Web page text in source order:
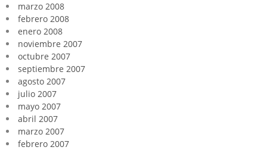
marzo 2008
febrero 2008
enero 2008
noviembre 2007
octubre 2007
septiembre 2007
agosto 2007
julio 2007
mayo 2007
abril 2007
marzo 2007
febrero 2007